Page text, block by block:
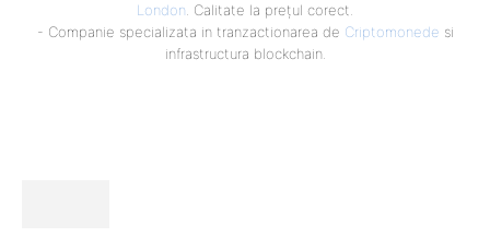
London. Calitate la prețul corect.
- Companie specializata in tranzactionarea de Criptomonede si
infrastructura blockchain.